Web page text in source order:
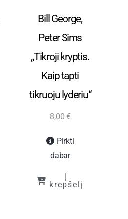
Bill George,
Peter Sims
„Tikroji kryptis.
Kaip tapti
tikruoju lyderiu“
8,00 €
Pirkti
dabar
krepšelį